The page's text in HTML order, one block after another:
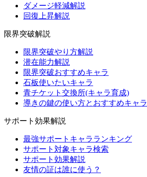
ダメージ軽減解説
回復上昇解説
限界突破解説
限界突破やり方解説
潜在能力解説
限界突破おすすめキャラ
石板使いたいキャラ
青チケット交換所(キャラ育成)
導きの鍵の使い方とおすすめキャラ
サポート効果解説
最強サポートキャラランキング
サポート対象キャラ検索
サポート効果解説
友情の証は誰に使う？